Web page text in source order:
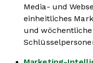
Media- und
einheitliches
und